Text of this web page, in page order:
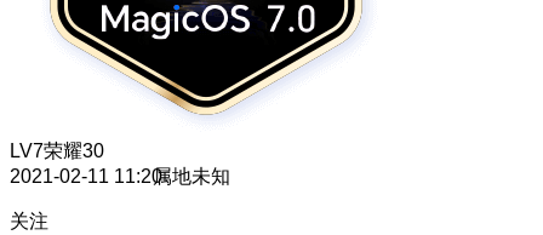
LV7荣耀30
2021-02-11 11:20属地未知
关注